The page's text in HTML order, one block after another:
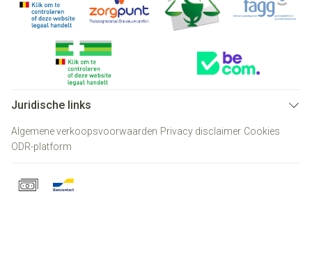
Juridische links
Algemene verkoopsvoorwaarden Privacy disclaimer Cookies
ODR-platform